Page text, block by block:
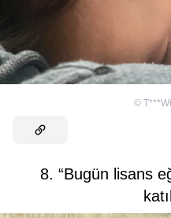
©
8. “Bugün lisans